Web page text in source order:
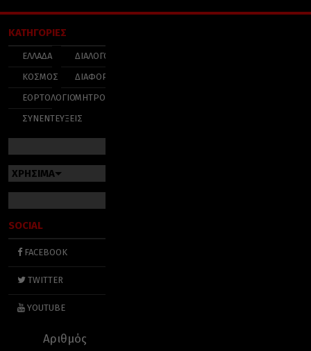
ΚΑΤΗΓΟΡΙΕΣ
ΕΛΛΑΔΑ
ΚΟΣΜΟΣ
ΕΟΡΤΟΛΟΓΙΟ
ΣΥΝΕΝΤΕΥΞΕΙΣ
ΔΙΑΛΟΓΟΣ
ΔΙΑΦΟΡΑ
ΜΗΤΡΟΠΟΛΕΙΣ
ΧΡΗΣΙΜΑ
SOCIAL
FACEBOOK
TWITTER
YOUTUBE
Αριθμός